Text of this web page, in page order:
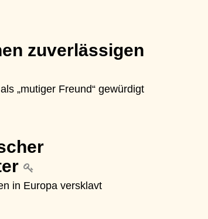
zuverlässigen
„mutiger Freund“ gewürdigt
in Europa versklavt